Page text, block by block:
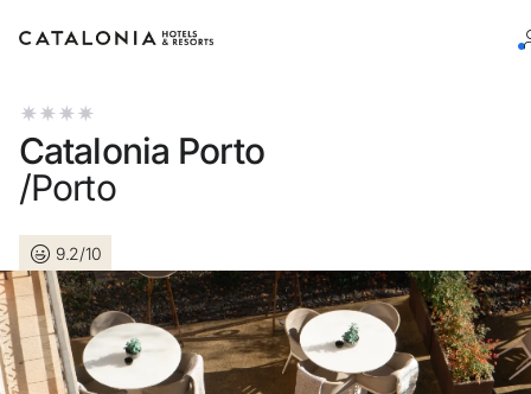
Bitte melden Sie sich an
LOGIN
Passwort vergessen?
oder verwenden Sie eine der folgenden Optionen
Catalonia Porto
/Porto
9.2/10